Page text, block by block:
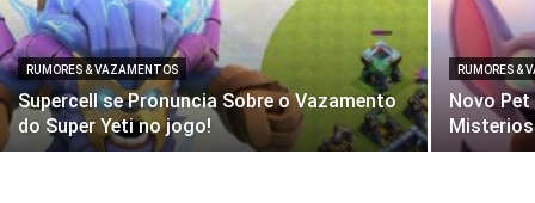
RUMORES & VAZAMENTOS
Supercell se Pronuncia Sobre o Vazamento
do Super Yeti no jogo!
RUMORES &
Novo